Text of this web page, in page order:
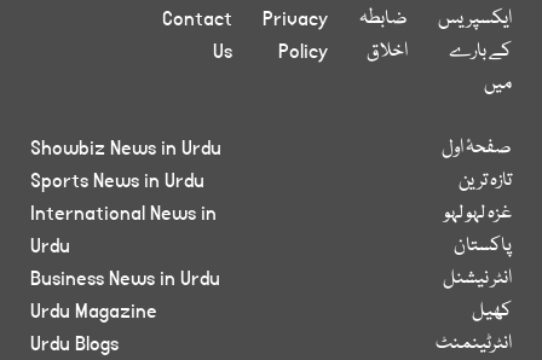
ایکسپریس
کے بارے
میں
ضابطہ
اخلاق
Privacy
Policy
Contact
Us
صفحۂ اول
تازہ ترین
غزہ لہو لہو
پاکستان
انٹر نیشنل
کھیل
انٹرٹینمنٹ
Showbiz News in Urdu
Sports News in Urdu
International News in
Urdu
Business News in Urdu
Urdu Magazine
Urdu Blogs